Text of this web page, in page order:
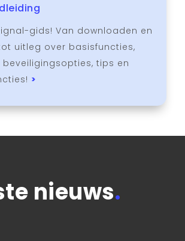
gids! Van downloaden en
uitleg over basisfuncties,
tips en
>
nieuws.